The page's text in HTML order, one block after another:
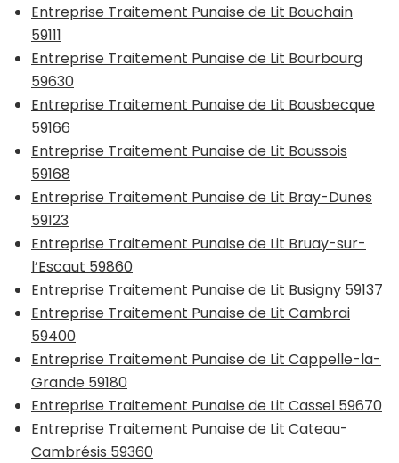
Entreprise Traitement Punaise de Lit Bouchain
59111
Entreprise Traitement Punaise de Lit Bourbourg
59630
Entreprise Traitement Punaise de Lit Bousbecque
59166
Entreprise Traitement Punaise de Lit Boussois
59168
Entreprise Traitement Punaise de Lit Bray-Dunes
59123
Entreprise Traitement Punaise de Lit Bruay-sur-
l’Escaut 59860
Entreprise Traitement Punaise de Lit Busigny 59137
Entreprise Traitement Punaise de Lit Cambrai
59400
Entreprise Traitement Punaise de Lit Cappelle-la-
Grande 59180
Entreprise Traitement Punaise de Lit Cassel 59670
Entreprise Traitement Punaise de Lit Cateau-
Cambrésis 59360